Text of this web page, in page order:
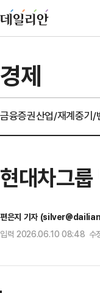
경제
금융증권산업/재계중기/
현대차그
편은지 기자
입력 2026.06.10 08:48 수